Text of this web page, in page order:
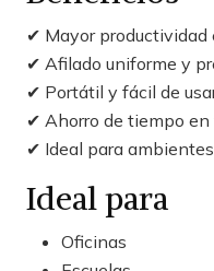
✔ Mayor productividad
✔ Afilado uniforme y
✔ Portátil y fácil de
✔ Ahorro de tiempo en
✔ Ideal para
Ideal para
Oficinas